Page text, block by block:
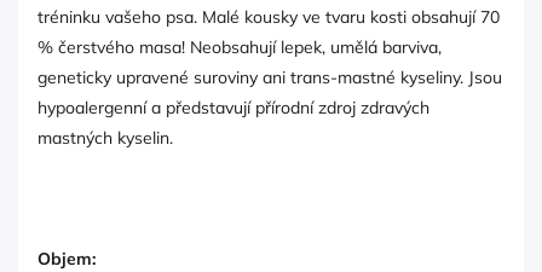
tréninku vašeho psa. Malé kousky ve tvaru kosti obsahují 70
% čerstvého masa! Neobsahují lepek, umělá barviva,
geneticky upravené suroviny ani trans-mastné kyseliny. Jsou
hypoalergenní a představují přírodní zdroj zdravých
mastných kyselin.
Objem: